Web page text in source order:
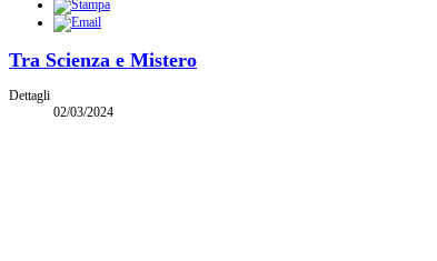
Tra Scienza e Mistero
Dettagli
02/03/2024